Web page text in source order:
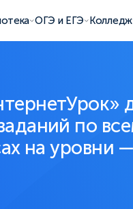
ОГЭ и ЕГЭ Колледж
по
на уровни